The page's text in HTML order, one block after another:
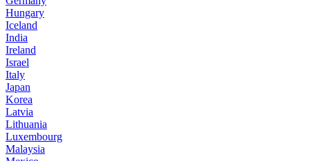
Hungary
Iceland
India
Ireland
Israel
Italy
Japan
Korea
Latvia
Lithuania
Luxembourg
Malaysia